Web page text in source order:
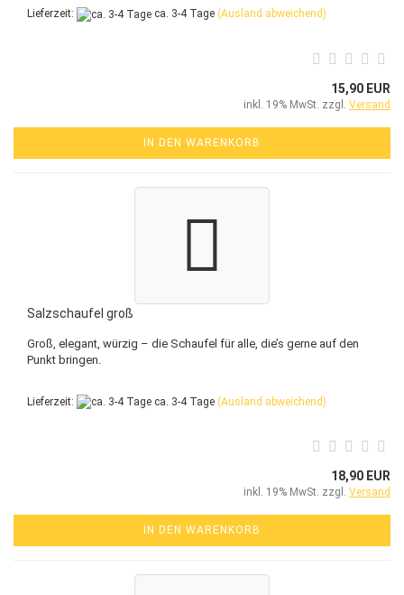
Lieferzeit: ca. 3-4 Tage (Ausland abweichend)
15,90 EUR
inkl. 19% MwSt. zzgl. Versand
IN DEN WARENKORB
Salzschaufel groß
Groß, elegant, würzig – die Schaufel für alle, die’s gerne auf den
Punkt bringen.
Lieferzeit: ca. 3-4 Tage (Ausland abweichend)
18,90 EUR
inkl. 19% MwSt. zzgl. Versand
IN DEN WARENKORB